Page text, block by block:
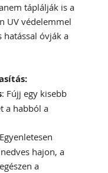
táplálják is a
UV védelemmel
hatással óvják a
: Fújj egy kisebb
a habból a
hajon, a
a